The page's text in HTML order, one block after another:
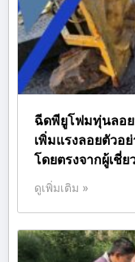
ฉีดพียูโฟมทุ่นลอ
เพิ่มแรงลอยตัวอ
โดยตรงจากผู้เชี่
ดูเพิ่มเติม »